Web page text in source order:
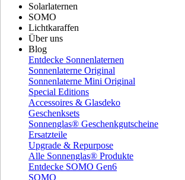
Solarlaternen
SOMO
Lichtkaraffen
Über uns
Blog
Entdecke Sonnenlaternen
Sonnenlaterne Original
Sonnenlaterne Mini Original
Special Editions
Accessoires & Glasdeko
Geschenksets
Sonnenglas® Geschenkgutscheine
Ersatzteile
Upgrade & Repurpose
Alle Sonnenglas® Produkte
Entdecke SOMO Gen6
SOMO